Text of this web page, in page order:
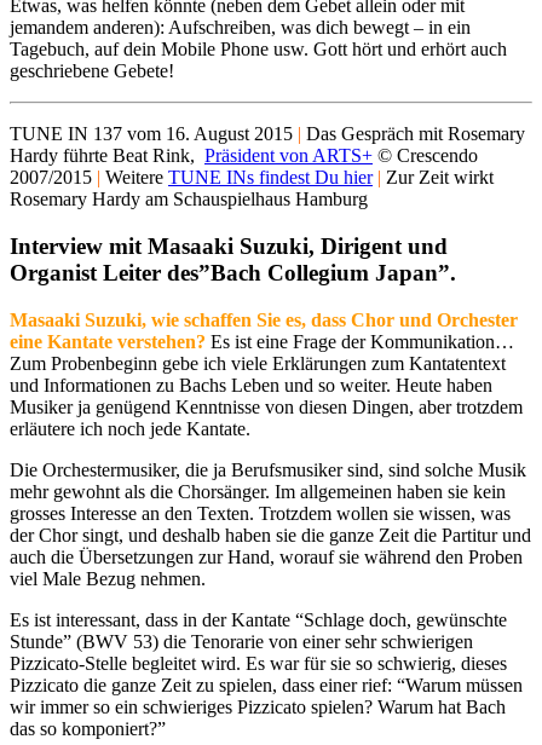
Etwas, was helfen könnte (neben dem Gebet allein oder mit
jemandem anderen): Aufschreiben, was dich bewegt – in ein
Tagebuch, auf dein Mobile Phone usw. Gott hört und erhört auch
geschriebene Gebete!
TUNE IN 137 vom 16. August 2015 | Das Gespräch mit Rosemary
Hardy führte Beat Rink, Präsident von ARTS+ © Crescendo
2007/2015 | Weitere TUNE INs findest Du hier | Zur Zeit wirkt
Rosemary Hardy am Schauspielhaus Hamburg
Interview mit Masaaki Suzuki, Dirigent und
Organist Leiter des”Bach Collegium Japan”.
Masaaki Suzuki, wie schaffen Sie es, dass Chor und Orchester
eine Kantate verstehen? Es ist eine Frage der Kommunikation…
Zum Probenbeginn gebe ich viele Erklärungen zum Kantatentext
und Informationen zu Bachs Leben und so weiter. Heute haben
Musiker ja genügend Kenntnisse von diesen Dingen, aber trotzdem
erläutere ich noch jede Kantate.
Die Orchestermusiker, die ja Berufsmusiker sind, sind solche Musik
mehr gewohnt als die Chorsänger. Im allgemeinen haben sie kein
grosses Interesse an den Texten. Trotzdem wollen sie wissen, was
der Chor singt, und deshalb haben sie die ganze Zeit die Partitur und
auch die Übersetzungen zur Hand, worauf sie während den Proben
viel Male Bezug nehmen.
Es ist interessant, dass in der Kantate “Schlage doch, gewünschte
Stunde” (BWV 53) die Tenorarie von einer sehr schwierigen
Pizzicato-Stelle begleitet wird. Es war für sie so schwierig, dieses
Pizzicato die ganze Zeit zu spielen, dass einer rief: “Warum müssen
wir immer so ein schwieriges Pizzicato spielen? Warum hat Bach
das so komponiert?”